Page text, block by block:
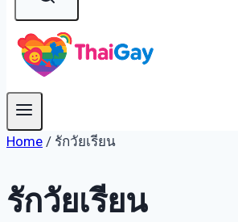
Home / รักวัยเรียน
รักวัยเรียน